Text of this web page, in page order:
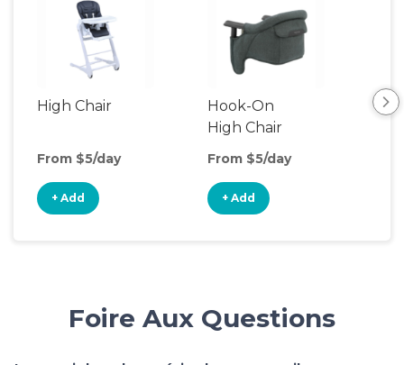
High Chair
From $5/day
+ Add
Hook-On
High Chair
From $5/day
+ Add
Foire Aux Questions